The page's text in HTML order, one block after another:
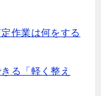
作業は何をする
る「軽く整え